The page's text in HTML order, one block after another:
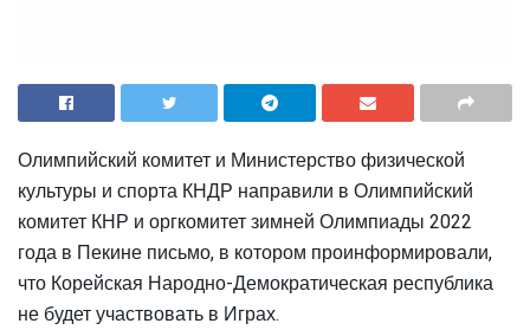
Олимпийский комитет и Министерство физической
культуры и спорта КНДР направили в Олимпийский
комитет КНР и оргкомитет зимней Олимпиады 2022
года в Пекине письмо, в котором проинформировали,
что Корейская Народно-Демократическая республика
не будет участвовать в Играх.